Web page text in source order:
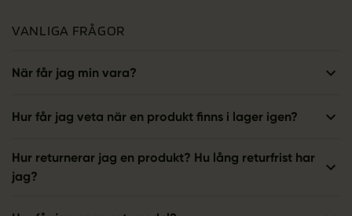
VANLIGA FRÅGOR
När får jag min vara?
Hur får jag veta när en produkt finns i lager igen?
Hur returnerar jag en produkt? Hu lång returfrist har
jag?